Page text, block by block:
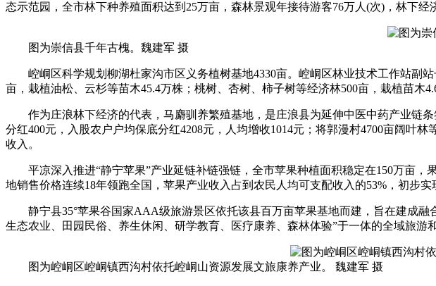
态示范园，全市林下种养殖面积达到25万亩，森林景观年接待游客76万人(次)，林下经
图为崇信县千年古槐。魏建军 摄
崆峒区科学规划柳湖杜家沟市区义务植树基地4330亩。崆峒区林业技术工作站副站
亩，栽植油松、云杉等苗木45.4万株；桃树、杏树、柿子树等经济林500亩，栽植苗木
作为庄浪林下经济的代表，马麝驯养繁殖基地，是庄浪县为延伸中医中药产业链条
分红400元，入股农户户均保底分红4208元，人均增收1014元；将郭漫村4700亩阔叶
收入。
平凉深入推进“静宁苹果”产业延链补链强链，全市苹果种植面积稳定在150万亩，
地销售价格连续18年领跑全国，苹果产业收入占到农民人均可支配收入的53%，初步实
静宁县35°苹果谷国家AAA级旅游景区依托该县百万亩苹果基地而建，旨在建成融
生态农业、田园民俗、养生休闲、研学教育、医疗康养、森林体验”于一体的全域旅游
图为崆峒区崆峒镇西沟村依托崆峒山资源发展文旅康养产业。 魏建军 摄